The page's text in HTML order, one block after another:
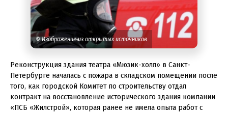
© Изображение из открытых источников
Реконструкция здания театра «Мюзик-холл» в Санкт-
Петербурге началась с пожара в складском помещении после
того, как городской Комитет по строительству отдал
контракт на восстановление исторического здания компании
«ПСБ «Жилстрой», которая ранее не имела опыта работ с